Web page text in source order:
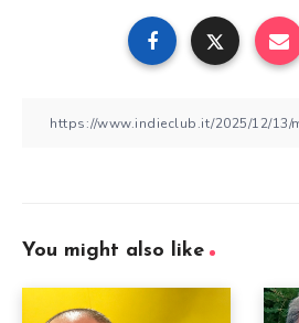
You might also like